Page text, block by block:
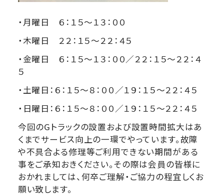
・月曜日 ６：１５～１３：００
・木曜日 ２２：１５～２２：４５
・金曜日 ６：１５～１３：００／２２：１５～２２：４
５
・土曜日：６：１５～８：００／１９：１５～２２：４５
・日曜日：６：１５～８：００／１９：１５～２２：４５
今回のGトラックの設置および設置時間拡大はあ
くまでサービス向上の一環でやっています。故障
や不具合よる修理等ご利用できない期間がある
事をご承知おきください。その際は会員の皆様に
おかれましては、何卒ご理解・ご協力の程宜しくお
願い致します。